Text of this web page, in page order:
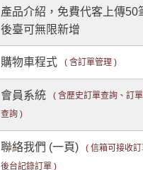
產品介紹，免費代客上傳50
後臺可無限新增
購物車程式 ( 含訂單管理 )
會員系統
( 含歷史訂單查詢、訂
查詢 )
聯絡我們 (一頁)
( 信箱可接收
後台記錄訂單 )